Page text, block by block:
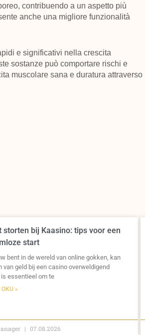
contribuendo a un aspetto più
anche una migliore funzionalità
e significativi nella crescita
sostanze può comportare rischi e
muscolare sana e duratura attraverso
storten bij Kaasino: tips voor een
start
bent in de wereld van online gokken, kan
van geld bij een casino overweldigend
essentieel om te
»
07.08.2026